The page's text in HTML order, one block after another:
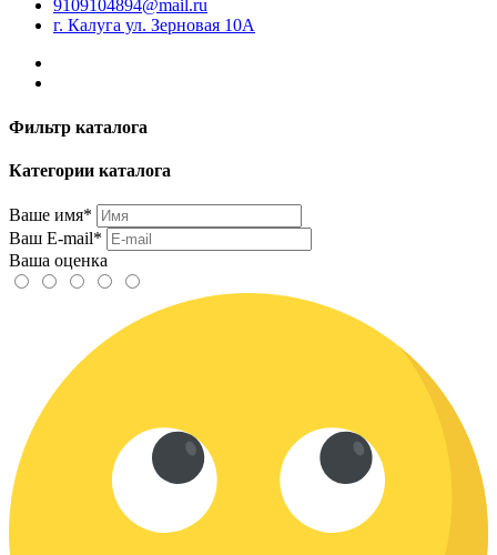
9109104894@mail.ru
г. Калуга ул. Зерновая 10А
Фильтр каталога
Категории каталога
Ваше имя*
Ваш E-mail*
Ваша оценка